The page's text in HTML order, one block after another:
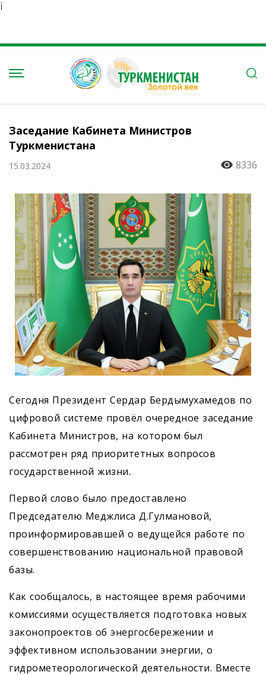
Ï
Заседание Кабинета Министров
Туркменистана
15.03.2024 8336
Сегодня Президент Сердар Бердымухамедов по
цифровой системе провёл очередное заседание
Кабинета Министров, на котором был
рассмотрен ряд приоритетных вопросов
государственной жизни.
Первой слово было предоставлено
Председателю Меджлиса Д.Гулмановой,
проинформировавшей о ведущейся работе по
совершенствованию национальной правовой
базы.
Как сообщалось, в настоящее время рабочими
комиссиями осуществляется подготовка новых
законопроектов об энергосбережении и
эффективном использовании энергии, о
гидрометеорологической деятельности. Вместе